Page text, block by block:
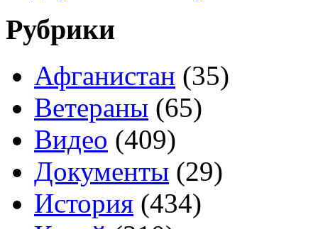
Рубрики
Афганистан (35)
Ветераны (65)
Видео (409)
Документы (29)
История (434)